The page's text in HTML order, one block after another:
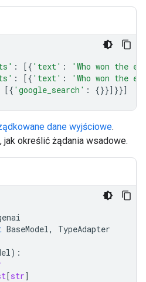
: [{ 'text' :
'Who won the
: [{ 'text' :
'Who won the
[{ 'google_search' : {}}]}}]
dane wyjściowe.
jak określić żądania wsadowe.
BaseModel, TypeAdapter
):
[str]